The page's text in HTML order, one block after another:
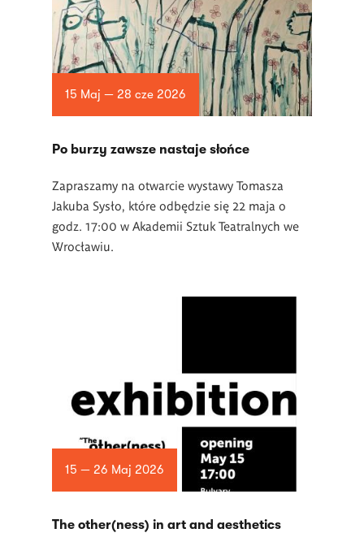
15 Maj — 28 cze 2026
Po burzy zawsze nastaje słońce
Zapraszamy na otwarcie wystawy Tomasza
Jakuba Sysło, które odbędzie się 22 maja o
godz. 17:00 w Akademii Sztuk Teatralnych we
Wrocławiu.
15 — 26 Maj 2026
The other(ness) in art and aesthetics